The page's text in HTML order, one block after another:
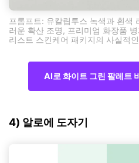
프롬프트: 유칼립투스 녹색과 흰색
러운 확산 조명, 프리미엄 화장품
리스트 스킨케어 패키지의 사실적
AI로 화이트 그린 팔레트
4) 알로에 도자기